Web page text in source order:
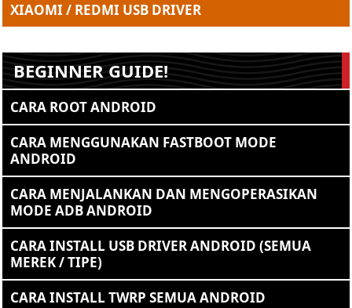
XIAOMI / REDMI USB DRIVER
BEGINNER GUIDE!
CARA ROOT ANDROID
CARA MENGGUNAKAN FASTBOOT MODE
ANDROID
CARA MENJALANKAN DAN MENGOPERASIKAN
MODE ADB ANDROID
CARA INSTALL USB DRIVER ANDROID (SEMUA
MEREK / TIPE)
CARA INSTALL TWRP SEMUA ANDROID